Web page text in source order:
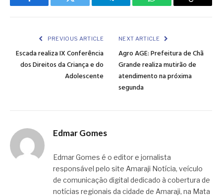
Facebook Twitter Telegram WhatsApp Copy
PREVIOUS ARTICLE
Escada realiza IX Conferência
dos Direitos da Criança e do
Adolescente
NEXT ARTICLE
Agro AGE: Prefeitura de Chã
Grande realiza mutirão de
atendimento na próxima
segunda
Edmar Gomes
Edmar Gomes é o editor e jornalista
responsável pelo site Amaraji Notícia, veículo
de comunicação digital dedicado à cobertura de
notícias regionais da cidade de Amaraji, na Mata